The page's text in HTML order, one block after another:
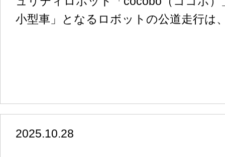
小型車」となるロボットの公道走行は
2025.10.28